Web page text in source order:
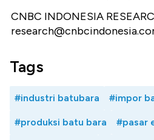
CNBC INDONESIA
Tags
#industri batubara #impor
#produksi batu bara #pasar